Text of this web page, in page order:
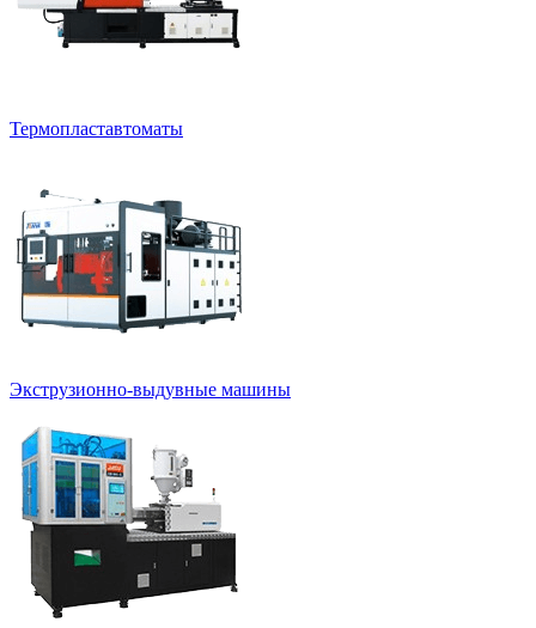
Термопластавтоматы
Экструзионно-выдувные машины